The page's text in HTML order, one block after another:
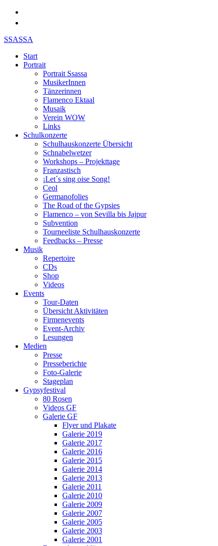
SSASSA
Start
Portrait
Portrait Ssassa
MusikerInnen
Tänzerinnen
Flamenco Ektaal
Musaik
Verein WOW
Links
Schulkonzerte
Schulhauskonzerte Übersicht
Schnabelwetzer
Workshops – Projekttage
Franzastisch
¡Let´s sing oise Song!
Ceol
Germanofolies
The Road of the Gypsies
Flamenco – von Sevilla bis Jajpur
Subvention
Tourneeliste Schulhauskonzerte
Feedbacks – Presse
Musik
Repertoire
CDs
Shop
Videos
Events
Tour-Daten
Übersicht Aktivitäten
Firmenevents
Event-Archiv
Lesungen
Medien
Presse
Presseberichte
Foto-Galerie
Stageplan
Gypsyfestival
80 Rosen
Videos GF
Galerie GF
Flyer und Plakate
Galerie 2019
Galerie 2017
Galerie 2016
Galerie 2015
Galerie 2014
Galerie 2013
Galerie 2011
Galerie 2010
Galerie 2009
Galerie 2007
Galerie 2005
Galerie 2003
Galerie 2001